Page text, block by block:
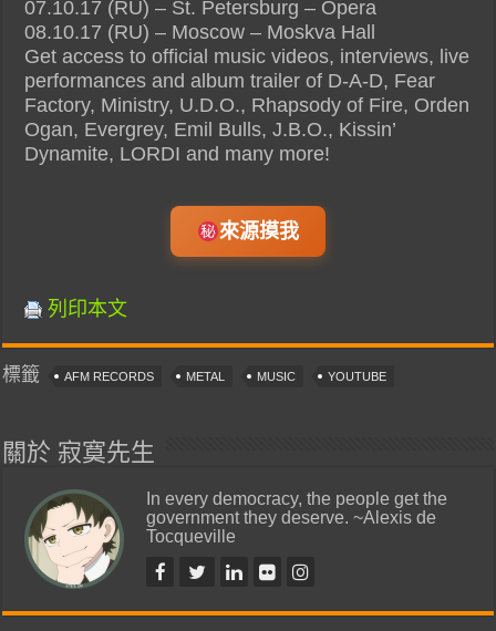
07.10.17 (RU) – St. Petersburg – Opera
08.10.17 (RU) – Moscow – Moskva Hall
Get access to official music videos, interviews, live
performances and album trailer of D-A-D, Fear
Factory, Ministry, U.D.O., Rhapsody of Fire, Orden
Ogan, Evergrey, Emil Bulls, J.B.O., Kissin’
Dynamite, LORDI and many more!
來源摸我
列印本文
標籤 AFM RECORDS METAL MUSIC YOUTUBE
關於 寂寞先生
In every democracy, the people get the
government they deserve. ~Alexis de
Tocqueville